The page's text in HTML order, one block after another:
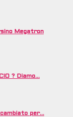
Megatron
? Diamo…
per…